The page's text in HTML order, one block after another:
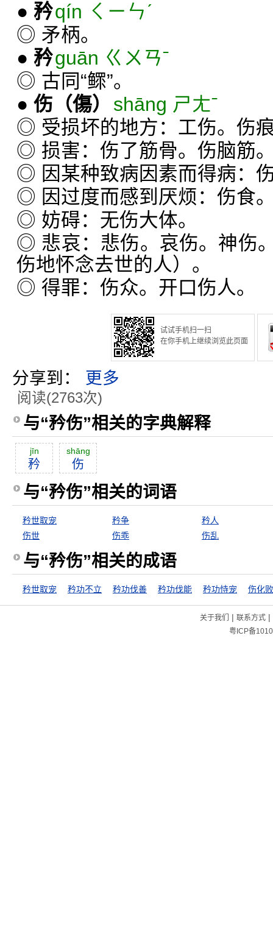
● 矜qín ㄑㄧㄣˊ
◎ 矛柄。
● 矜guān ㄍㄨㄢˉ
◎ 古同“鳏”。
● 伤 （傷）
shāng ㄕㄤˉ
◎ 受损坏的地方：工伤。伤
◎ 损害：伤了筋骨。伤脑筋
◎ 因某种致病因素而得病：
◎ 因过度而感到厌烦：伤食
◎ 妨碍：无伤大体。
◎ 悲哀：悲伤。哀伤。神伤
伤地怀念去世的人）。
◎ 得罪：伤众。开口伤人。
试试手机扫一扫
在你手机上继续浏览此页面
分享到： 更多
阅读(2763次)
与“矜伤”相关的字典解释
jīn
矜
shāng
伤
与“矜伤”相关的词语
矜世取宠 矜争
矜人
伤世
伤乖 伤乱
与“矜伤”相关的成语
矜世取宠 矜功不立 矜功伐善 矜功伐能 矜功恃宠 伤化
关于我们 | 联系方式|
粤ICP备